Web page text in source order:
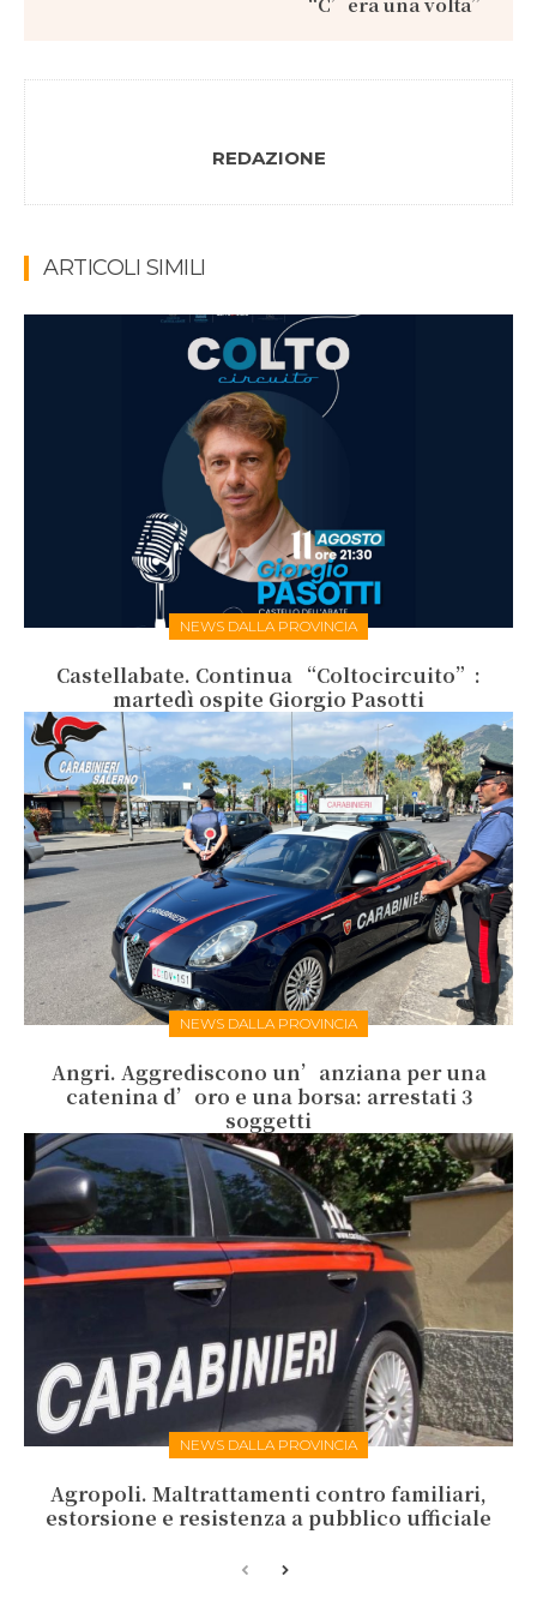
REDAZIONE
ARTICOLI SIMILI
NEWS DALLA PROVINCIA
Castellabate. Continua “Coltocircuito”:
martedì ospite Giorgio Pasotti
NEWS DALLA PROVINCIA
Angri. Aggrediscono un’anziana per una
catenina d’oro e una borsa: arrestati 3
soggetti
NEWS DALLA PROVINCIA
Agropoli. Maltrattamenti contro familiari,
estorsione e resistenza a pubblico ufficiale